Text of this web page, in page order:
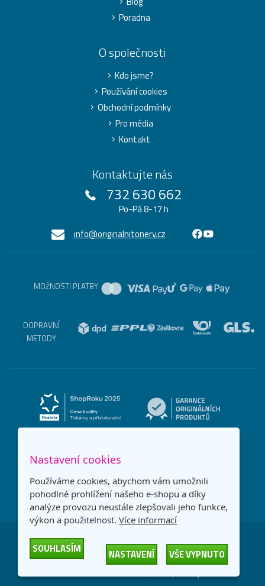
Poradna
O společnosti
Kdo jsme?
Používání cookies
Obchodní podmínky
Pro média
Kontakt
Kontaktujte nás
732 630 662
Po-Pá 8-17 h
info@originalnitonery.cz
MOŽNOSTI PLATBY
DOPRAVNÍ
METODY
Česká republika Slovensko
- -
Nastavení cookies
Používáme cookies, abychom vám umožnili
pohodlné prohlížení našeho e-shopu a díky
analýze provozu neustále zlepšovali jeho funkce,
výkon a použitelnost. Více informací
SOUHLASÍM NASTAVENÍ VŠE VYPNUTO